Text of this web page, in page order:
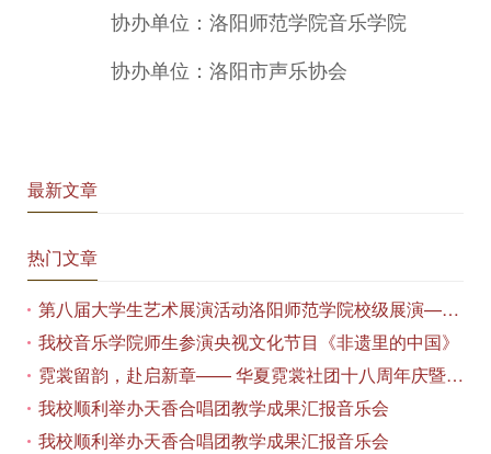
协办单位：洛阳师范学院音乐学院
协办单位：洛阳市声乐协会
最新文章
热门文章
第八届大学生艺术展演活动洛阳师范学院校级展演——艺术作品专场展览在美术与艺术学院顺利开展
我校音乐学院师生参演央视文化节目《非遗里的中国》
霓裳留韵，赴启新章—— 华夏霓裳社团十八周年庆暨毕业季特别演出圆满落幕
我校顺利举办天香合唱团教学成果汇报音乐会
我校顺利举办天香合唱团教学成果汇报音乐会